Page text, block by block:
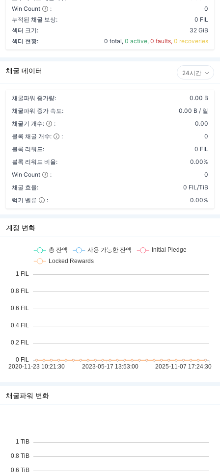
Win Count
:
0
누적된 채굴 보상:
0 FIL
섹터 크기:
32 GiB
섹터 현황:
0 total, 0 active, 0 faults, 0 recoveries
채굴 데이터 24시간
채굴파워 증가량:
0.00 B
채굴파워 증가 속도:
0.00 B / 일
채굴기 개수:
:
0.00
블록 채굴 개수:
:
0
블록 리워드:
0 FIL
블록 리워드 비율:
0.00%
Win Count
:
0
채굴 효율:
0 FIL/TiB
럭키 벨류
: 0.00%
계정 변화
채굴파워 변화